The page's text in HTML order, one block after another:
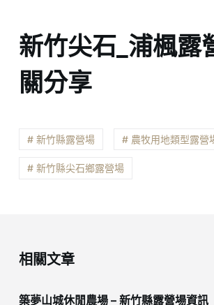
新竹尖石_浦楓露
關分享
# 新竹縣露營場 # 農牧用地類型露營
# 新竹縣尖石鄉露營場
相關文章
築夢山城休閒農場 – 新竹縣露營場資訊